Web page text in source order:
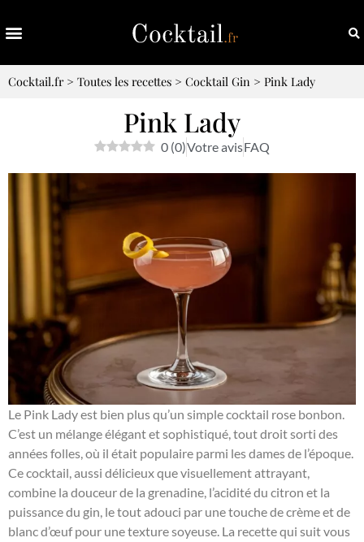
Cocktail.fr> Toutes les recettes > Cocktail Gin > Pink Lady
Pink Lady
0 (0)Votre avisFAQ
Le Pink Lady est bien plus qu’un simple cocktail rose bonbon.
C’est un mélange élégant et sophistiqué, tout droit sorti des
années folles, où il était populaire parmi les dames de l’époque.
Ce cocktail, aussi délicieux que visuellement attrayant,
combine la douceur de la grenadine, l’acidité du citron et la
puissance du gin, le tout adouci par une touche de crème et de
blanc d’œuf pour une texture soyeuse. La recette qui suit vous